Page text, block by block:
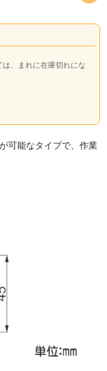
、まれに在庫切れにな
可能なタイプで、作業